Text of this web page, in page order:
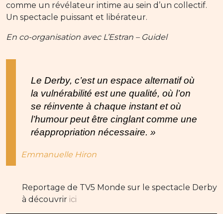
comme un révélateur intime au sein d’un collectif.
Un spectacle puissant et libérateur.
En co-organisation avec L’Estran – Guidel
Le Derby, c’est un espace alternatif où
la vulnérabilité est une qualité, où l’on
se réinvente à chaque instant et où
l’humour peut être cinglant comme une
réappropriation nécessaire. »
Emmanuelle Hiron
Reportage de TV5 Monde sur le spectacle Derby
à découvrir ici